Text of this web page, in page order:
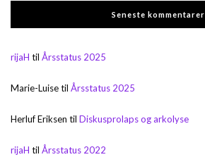
Seneste kommentarer
rijaH til Årsstatus 2025
Marie-Luisetil Årsstatus 2025
Herluf Eriksen til Diskusprolaps og arkolyse
rijaH til Årsstatus 2022